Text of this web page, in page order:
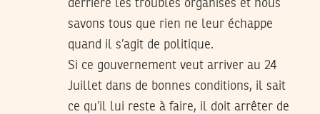
derrière les troubles organisés et nous
savons tous que rien ne leur échappe
quand il s’agit de politique.
Si ce gouvernement veut arriver au 24
Juillet dans de bonnes conditions, il sait
ce qu’il lui reste à faire, il doit arrêter de